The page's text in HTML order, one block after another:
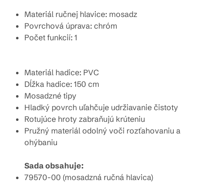
Materiál ručnej hlavice: mosadz
Povrchová úprava: chróm
Počet funkcií: 1
Materiál hadice: PVC
Dĺžka hadice: 150 cm
Mosadzné tipy
Hladký povrch uľahčuje udržiavanie čistoty
Rotujúce hroty zabraňujú krúteniu
Pružný materiál odolný voči rozťahovaniu a
ohýbaniu
Sada obsahuje:
79570-00 (mosadzná ručná hlavica)